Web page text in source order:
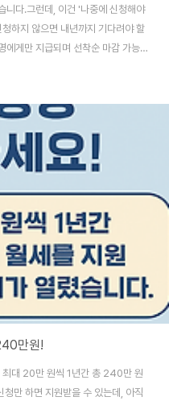
니다.그런데, 이건 '나중에 신청해야
하지 않으면 내년까지 기다려야 할
게만 지급되며 선착순 마감 가능성
로 지금 확인하고 신청하세요! 제주
의 질 향상을 위해 '여성어업인 행복
행복이용권 지원 신청 조건과 절차
만원!
최대 20만 원씩 1년간 총 240만 원
만 하면 지원받을 수 있는데, 아직